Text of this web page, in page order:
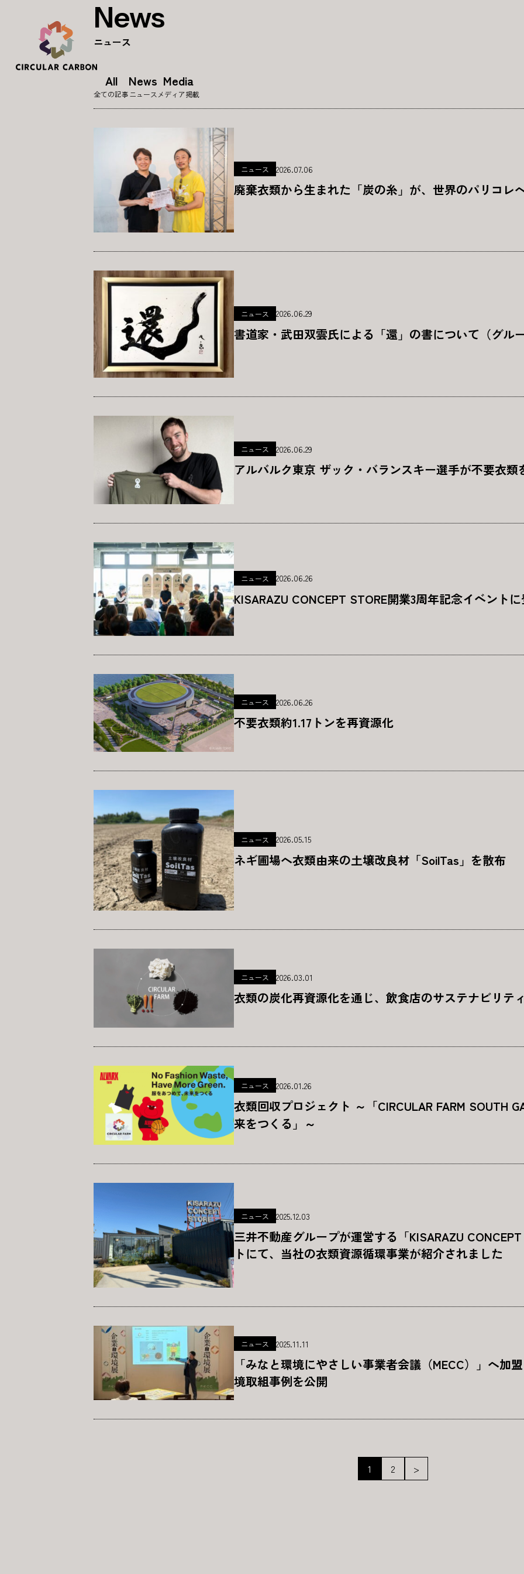
News
ニュース
All
全ての記事
News
ニュース
Media
メディア掲載
ニュース 2026.07.06
廃棄衣類から生まれた「炭の糸」が、世界のパリコレ
ニュース 2026.06.29
書道家・武田双雲氏による「還」の書について（グル
ニュース 2026.06.29
アルバルク東京 ザック・バランスキー選手が不要衣類
ニュース 2026.06.26
KISARAZU CONCEPT STORE開業3周年記念イベント
ニュース 2026.06.26
不要衣類約1.17トンを再資源化
ニュース 2026.05.15
ネギ圃場へ衣類由来の土壌改良材「SoilTas」を散布
ニュース 2026.03.01
衣類の炭化再資源化を通じ、飲食店のサステナビリテ
ニュース 2026.01.26
衣類回収プロジェクト ～「CIRCULAR FARM SOUTH
来をつくる」～
ニュース 2025.12.03
三井不動産グループが運営する「KISARAZU
トにて、当社の衣類資源循環事業が紹介されました
ニュース 2025.11.11
「みなと環境にやさしい事業者会議（MECC）」へ加
境取組事例を公開
投
稿
1 2 >